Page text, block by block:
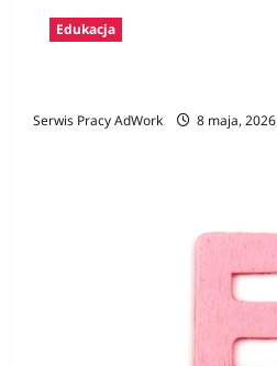
Edukacja
Serwis Pracy AdWork 8 maja, 2026